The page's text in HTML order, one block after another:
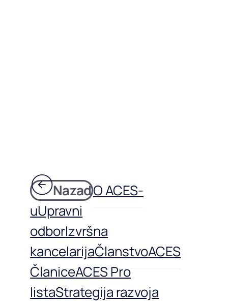
NazadO ACES-
uUpravni
odborIzvršna
kancelarijaČlanstvoACES
ČlaniceACES Pro
listaStrategija razvoja